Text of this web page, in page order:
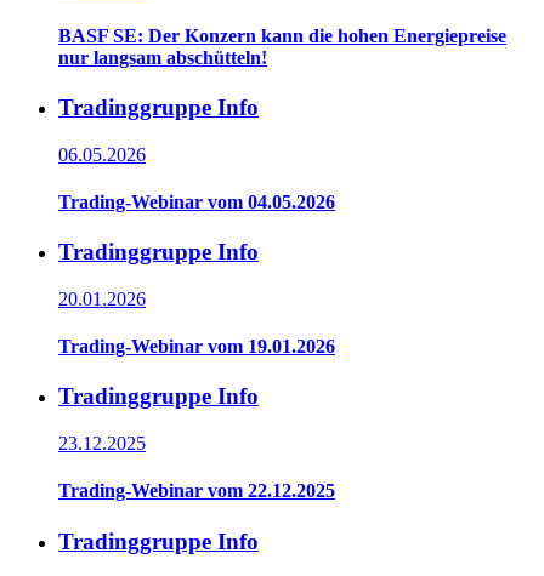
BASF SE: Der Konzern kann die hohen Energiepreise
nur langsam abschütteln!
Tradinggruppe Info
06.05.2026
Trading-Webinar vom 04.05.2026
Tradinggruppe Info
20.01.2026
Trading-Webinar vom 19.01.2026
Tradinggruppe Info
23.12.2025
Trading-Webinar vom 22.12.2025
Tradinggruppe Info